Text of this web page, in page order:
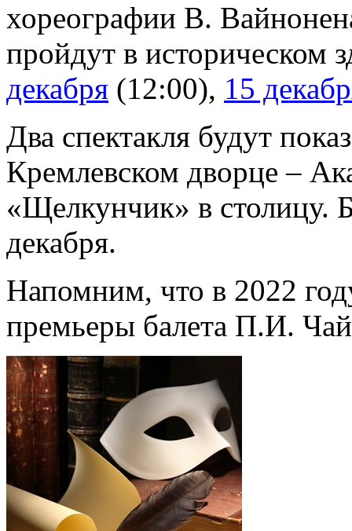
хореографии В.
пройдут в историческом
декабря (12:00), 15
Два спектакля будут
Кремлевском дворце –
«Щелкунчик» в столицу.
декабря.
Напомним, что в 2022
премьеры балета П.И.